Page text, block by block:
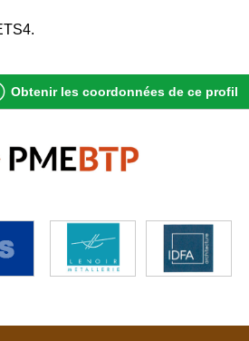
Obtenir les coordonnées de ce profil